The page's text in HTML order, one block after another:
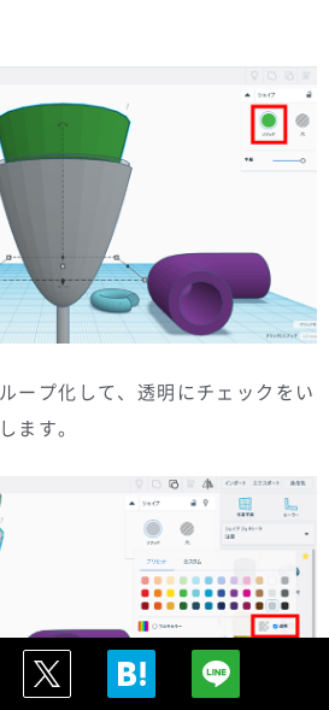
ープ化して、透明にチェックをい
ます。